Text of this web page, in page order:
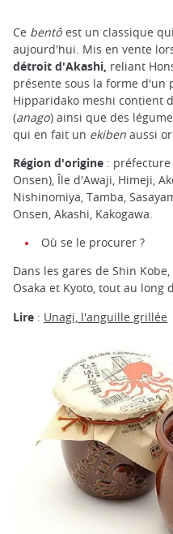
Ce bentô est un classique
aujourd'hui. Mis en vente
détroit d'Akashi, reliant
présente sous la forme d'un
Hipparidako meshi contient
(anago) ainsi que des
qui en fait un ekiben aussi
Région d'origine : préfecture
Onsen), Île d'Awaji, Himeji,
Nishinomiya, Tamba,
Onsen, Akashi, Kakogawa.
Où se le procurer ?
Dans les gares de Shin
Osaka et Kyoto, tout au long
Lire : Unagi, l'anguille grillée